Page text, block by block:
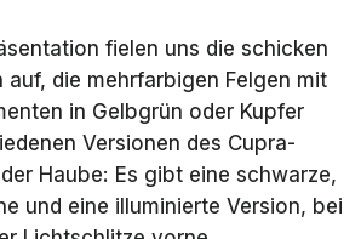
fielen uns die schicken
auf, die mehrfarbigen Felgen mit
in Gelbgrün oder Kupfer
Versionen des Cupra-
Haube: Es gibt eine schwarze,
und eine illuminierte Version, bei